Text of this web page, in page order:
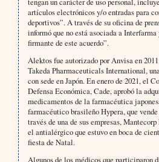
artículos electrónicos y/o entradas para
deportivos”. A través de su oficina de
informó que no está asociada a Interfarma
firmante de este acuerdo”.
Alektos fue autorizado por Anvisa en
Takeda Pharmaceuticals International,
con sede en Japón. En enero de 2021, el
Defensa Económica, Cade, aprobó la
medicamentos de la farmacéutica
farmacéutico brasileño Hypera, que
través de una de sus empresas,
el antialérgico que estuvo en boca de
fiesta de Natal.
Algunos de los médicos que participaron